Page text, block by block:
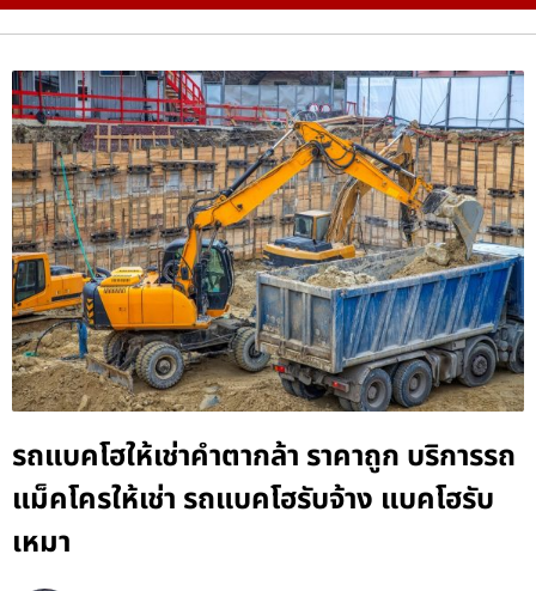
รถแบคโฮให้เช่าคำตากล้า ราคาถูก บริการรถ
แม็คโครให้เช่า รถแบคโฮรับจ้าง แบคโฮรับ
เหมา